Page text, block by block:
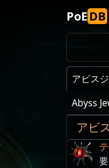
PoEDB
アビス
Abyss
アビ